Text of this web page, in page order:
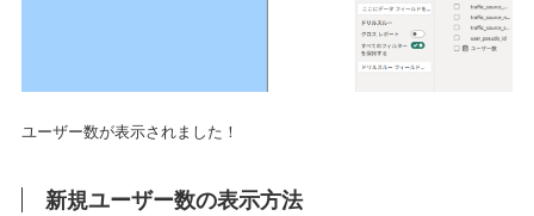
ユーザー数が表示されました！
新規ユーザー数の表示方法